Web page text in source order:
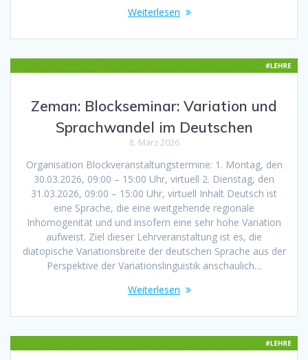
Weiterlesen
Zeman: Blockseminar: Variation und
Sprachwandel im Deutschen
8. März 2026
Organisation Blockveranstaltungstermine: 1. Montag, den
30.03.2026, 09:00 – 15:00 Uhr, virtuell 2. Dienstag, den
31.03.2026, 09:00 – 15:00 Uhr, virtuell Inhalt Deutsch ist
eine Sprache, die eine weitgehende regionale
Inhomogenität und und insofern eine sehr hohe Variation
aufweist. Ziel dieser Lehrveranstaltung ist es, die
diatopische Variationsbreite der deutschen Sprache aus der
Perspektive der Variationslinguistik anschaulich…
Weiterlesen